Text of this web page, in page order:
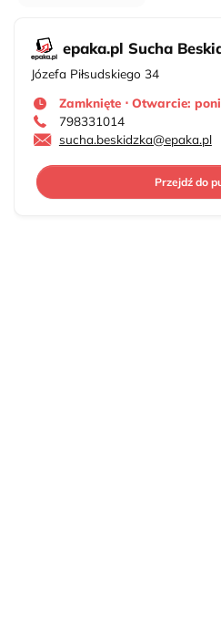
epaka.pl Sucha
Józefa Piłsudskiego 34
Zamknięte ⋅ Otwarcie:
798331014
sucha.beskidzka@epaka.pl
Przejdź do